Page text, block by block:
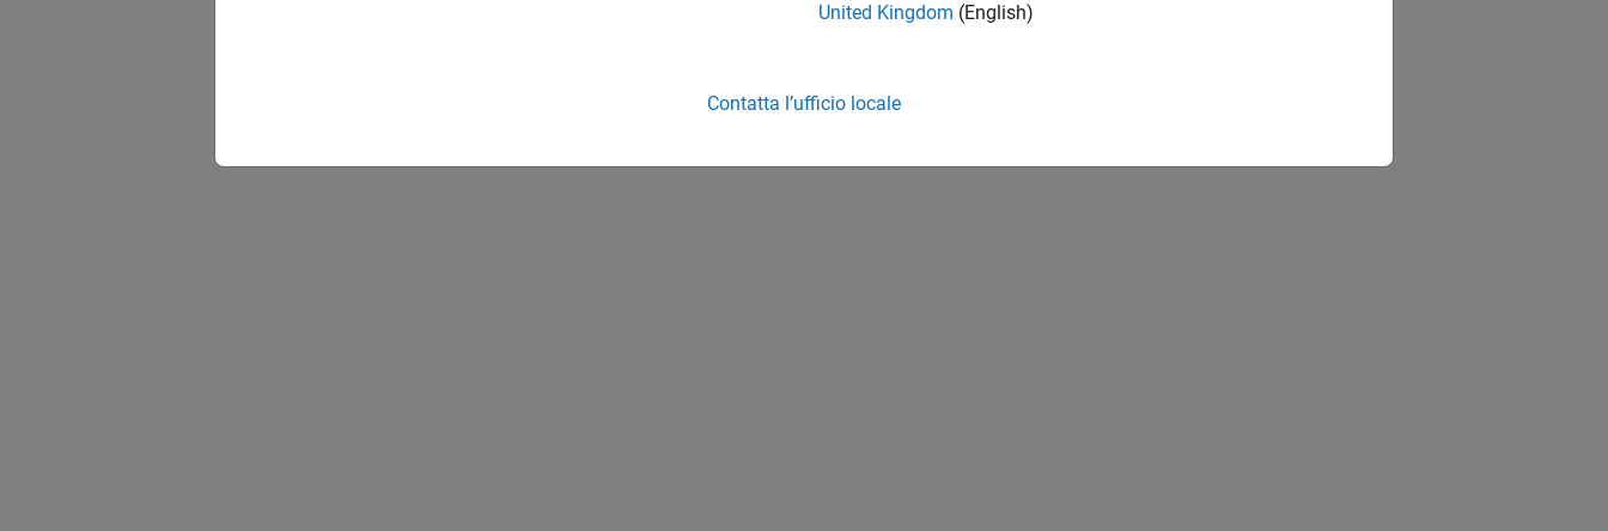
United Kingdom (English)
Contatta l’ufficio locale